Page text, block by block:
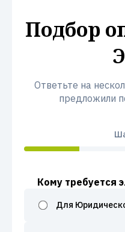
Подбор
Ответьте на
предложили
Кому требуется
Для